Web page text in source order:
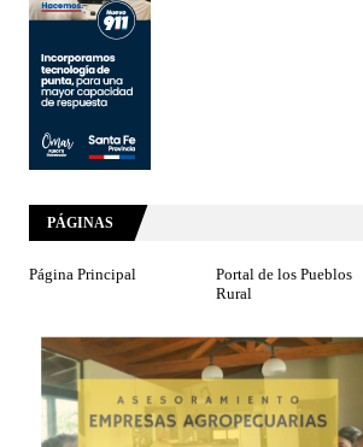
PÁGINAS
Página Principal
Portal de los Pueblos
Rural